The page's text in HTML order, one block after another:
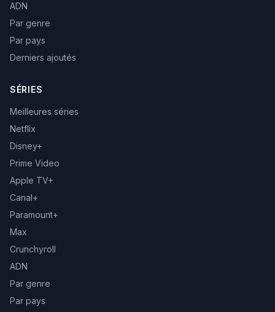
ADN
Par genre
Par pays
Derniers ajoutés
SÉRIES
Meilleures séries
Netflix
Disney+
Prime Video
Apple TV+
Canal+
Paramount+
Max
Crunchyroll
ADN
Par genre
Par pays